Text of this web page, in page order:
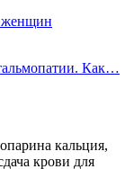
женщин
Как…
кальция,
крови для